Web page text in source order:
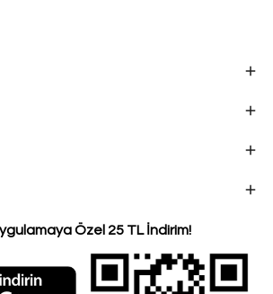
Özel 25 TL İndirim!